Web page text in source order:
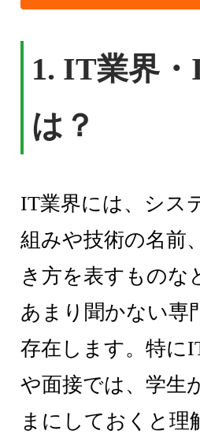
1. IT業界・
は？
IT業界には、シス
組みや技術の名前
き方を表すものな
あまり聞かない専
存在します。特に
や面接では、学生
まにしておくと理